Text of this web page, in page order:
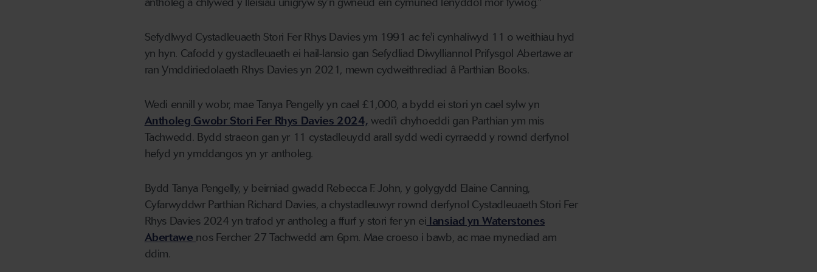
Sefydlwyd Cystadleuaeth Stori Fer Rhys Davies ym 1991 ac fe'i cynhaliwyd 11 o weithiau hyd
yn hyn. Cafodd y gystadleuaeth ei hail-lansio gan Sefydliad Diwylliannol Prifysgol Abertawe ar
ran Ymddiriedolaeth Rhys Davies yn 2021, mewn cydweithrediad â Parthian Books.
Wedi ennill y wobr, mae Tanya Pengelly yn cael £1,000, a bydd ei stori yn cael sylw yn
Antholeg Gwobr Stori Fer Rhys Davies 2024, wedi'i chyhoeddi gan Parthian ym mis
Tachwedd. Bydd straeon gan yr 11 cystadleuydd arall sydd wedi cyrraedd y rownd derfynol
hefyd yn ymddangos yn yr antholeg.
Bydd Tanya Pengelly, y beirniad gwadd Rebecca F. John, y golygydd Elaine Canning,
Cyfarwyddwr Parthian Richard Davies, a chystadleuwyr rownd derfynol Cystadleuaeth Stori Fer
Rhys Davies 2024 yn trafod yr antholeg a ffurf y stori fer yn ei lansiad yn Waterstones
Abertawe nos Fercher 27 Tachwedd am 6pm. Mae croeso i bawb, ac mae mynediad am
ddim.